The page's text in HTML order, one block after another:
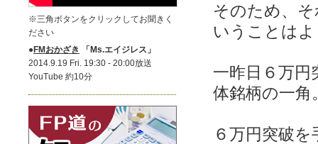
※三角ボタンをクリックしてお聞きく
ださい
●FMおかざき
「Ms.エイジレス」
2014.9.19 Fri. 19:30 - 20:00放送
YouTube 約10分
そのため、
いうことは
一昨日６万
体銘柄の一角
６万円突破